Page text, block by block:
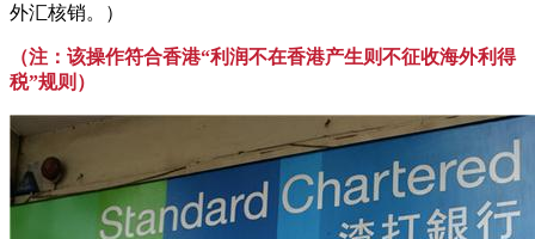
外汇核销。）
（注：该操作符合香港“利润不在香港产生则不征收海外利得
税”规则）